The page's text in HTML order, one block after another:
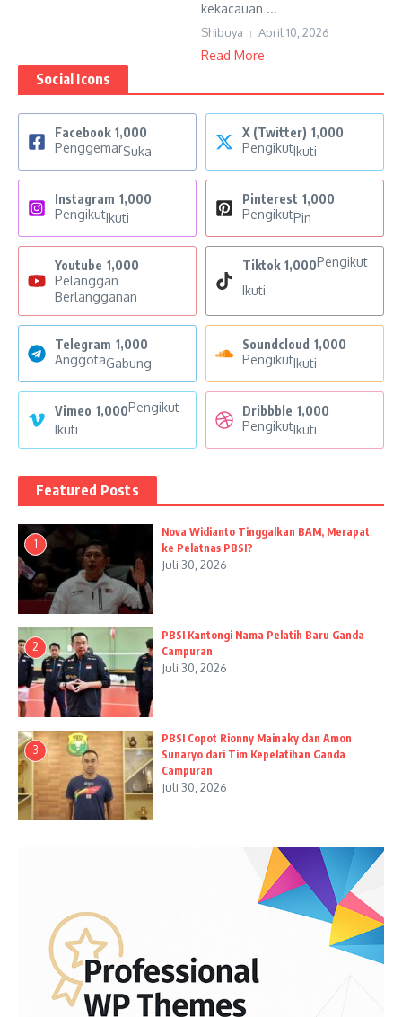
kekacauan ...
Shibuya April 10, 2026
Read More
Social Icons
Facebook 1,000
PenggemarSuka
X (Twitter) 1,000
PengikutIkuti
Instagram 1,000
PengikutIkuti
Pinterest 1,000
PengikutPin
Youtube 1,000
Pelanggan
Berlangganan
Tiktok 1,000Pengikut
Ikuti
Telegram 1,000
AnggotaGabung
Soundcloud 1,000
PengikutIkuti
Vimeo 1,000Pengikut
Ikuti
Dribbble 1,000
PengikutIkuti
Featured Posts
1
Nova Widianto Tinggalkan BAM, Merapat
ke Pelatnas PBSI?
Juli 30, 2026
2
PBSI Kantongi Nama Pelatih Baru Ganda
Campuran
Juli 30, 2026
3
PBSI Copot Rionny Mainaky dan Amon
Sunaryo dari Tim Kepelatihan Ganda
Campuran
Juli 30, 2026